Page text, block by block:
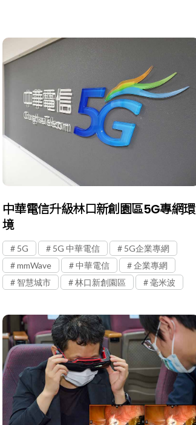
中華電信升級林口新創園區5G專網環
境
5G 5G 中華電信
5G企業專網
mmWave
中華電信
企業專網
智慧城市
林口新創園區 毫米波